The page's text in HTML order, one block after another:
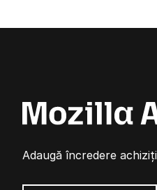
Adaugă încredere